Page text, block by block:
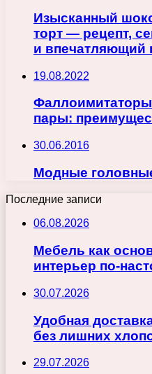
Изысканный
торт — рецепт,
и впечатляющий
19.08.2022
пары:
30.06.2016
Модные
Последние записи
06.08.2026
Мебель как
интерьер по-
30.07.2026
Удобная
без лишних
29.07.2026